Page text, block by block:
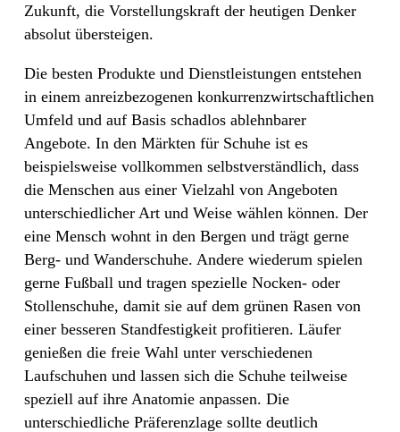
Zukunft, die Vorstellungskraft der heutigen Denker
absolut übersteigen.
Die besten Produkte und Dienstleistungen entstehen
in einem anreizbezogenen konkurrenzwirtschaftlichen
Umfeld und auf Basis schadlos ablehnbarer
Angebote. In den Märkten für Schuhe ist es
beispielsweise vollkommen selbstverständlich, dass
die Menschen aus einer Vielzahl von Angeboten
unterschiedlicher Art und Weise wählen können. Der
eine Mensch wohnt in den Bergen und trägt gerne
Berg- und Wanderschuhe. Andere wiederum spielen
gerne Fußball und tragen spezielle Nocken- oder
Stollenschuhe, damit sie auf dem grünen Rasen von
einer besseren Standfestigkeit profitieren. Läufer
genießen die freie Wahl unter verschiedenen
Laufschuhen und lassen sich die Schuhe teilweise
speziell auf ihre Anatomie anpassen. Die
unterschiedliche Präferenzlage sollte deutlich